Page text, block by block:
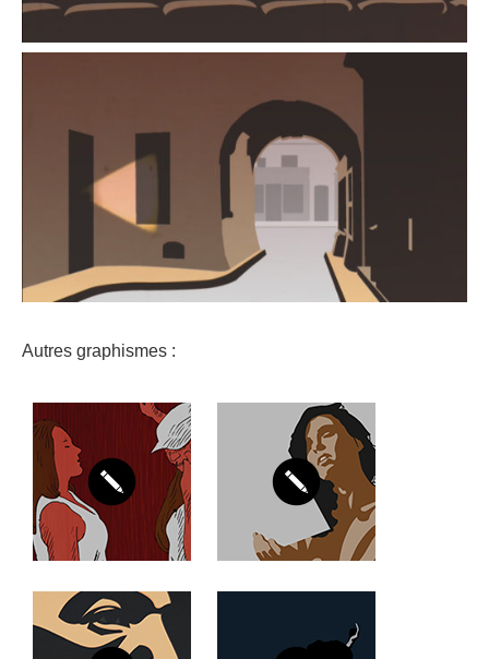
Autres graphismes :